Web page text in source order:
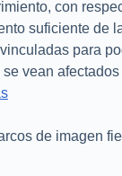
con
suficiente de
para
vean
de imagen